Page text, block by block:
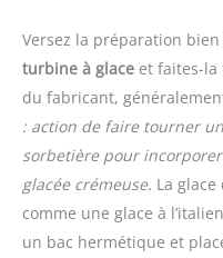
Versez la préparation
turbine à glace et faites-
du fabricant,
: action de faire tourner
sorbetière pour
glacée crémeuse. La
comme une glace à
un bac hermétique et